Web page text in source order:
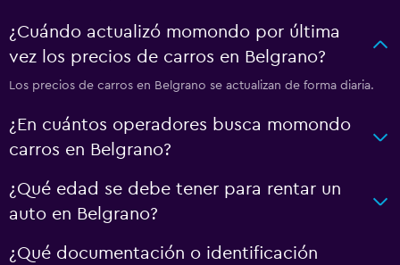
¿Cuándo actualizó momondo por última
vez los precios de carros en Belgrano?
Los precios de carros en Belgrano se actualizan de forma diaria.
¿En cuántos operadores busca momondo
carros en Belgrano?
¿Qué edad se debe tener para rentar un
auto en Belgrano?
¿Qué documentación o identificación